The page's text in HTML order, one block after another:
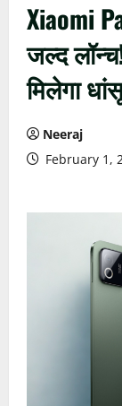
Xiaomi
जल्द
मिलेगा
Neeraj
February 1,